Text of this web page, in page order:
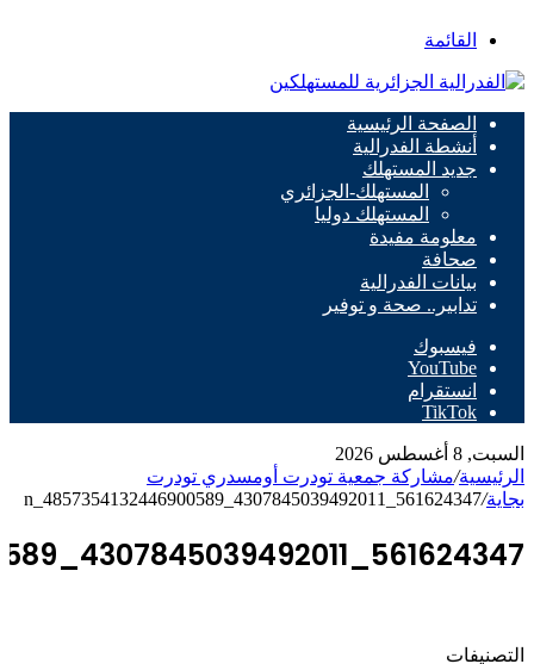
القائمة
الصفحة الرئيسية
أنشطة الفدرالية
جديد المستهلك
المستهلك-الجزائري
المستهلك دوليا
معلومة مفيدة
صحافة
بيانات الفدرالية
تدابير.. صحة و توفير
فيسبوك
‫YouTube
انستقرام
‫TikTok
السبت, 8 أغسطس 2026
الرئيسية/مشاركة جمعية تودرت أومسدري تودرت
بجاية/
561624347_4307845039492011_4857354132446900589_n
561624347_4307845039492011_4857354132446900589_n
التصنيفات